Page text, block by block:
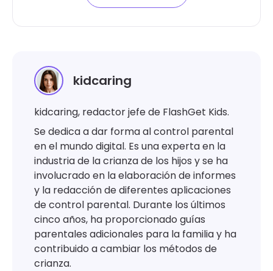
kidcaring
kidcaring, redactor jefe de FlashGet Kids.
Se dedica a dar forma al control parental
en el mundo digital. Es una experta en la
industria de la crianza de los hijos y se ha
involucrado en la elaboración de informes
y la redacción de diferentes aplicaciones
de control parental. Durante los últimos
cinco años, ha proporcionado guías
parentales adicionales para la familia y ha
contribuido a cambiar los métodos de
crianza.